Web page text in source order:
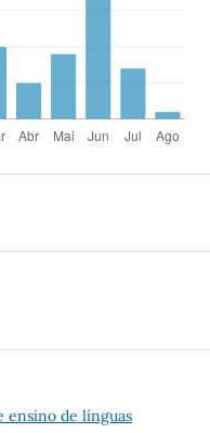
ensino de línguas